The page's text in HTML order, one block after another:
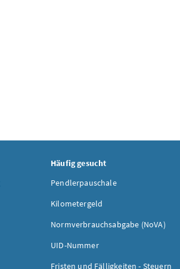
Häufig gesucht
Pendlerpauschale
Kilometergeld
Normverbrauchsabgabe (NoVA)
UID-Nummer
Fristen und Fälligkeiten - Steuern